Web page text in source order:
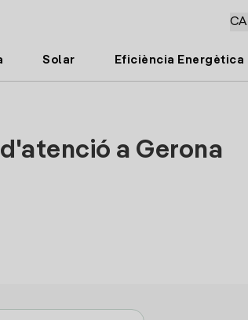
CA
Solar Eficiència Energètica
a Gerona